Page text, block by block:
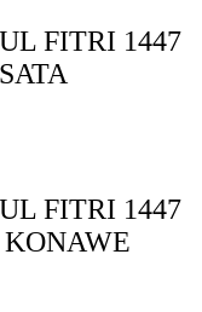
FITRI 1447
FITRI 1447